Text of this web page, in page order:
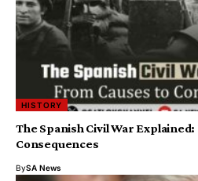
HISTORY
The Spanish Civil War
Consequences
BySA News